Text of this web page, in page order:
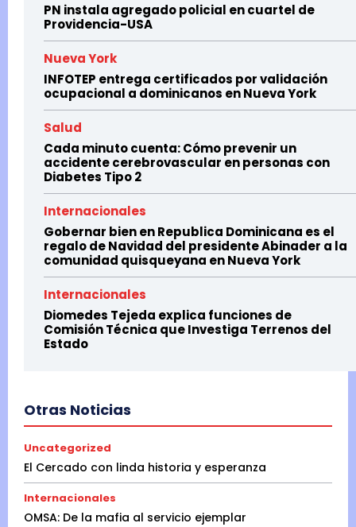
PN instala agregado policial en cuartel de
Providencia-USA
Nueva York
INFOTEP entrega certificados por validación
ocupacional a dominicanos en Nueva York
Salud
Cada minuto cuenta: Cómo prevenir un
accidente cerebrovascular en personas con
Diabetes Tipo 2
Internacionales
Gobernar bien en Republica Dominicana es el
regalo de Navidad del presidente Abinader a la
comunidad quisqueyana en Nueva York
Internacionales
Diomedes Tejeda explica funciones de
Comisión Técnica que Investiga Terrenos del
Estado
Otras Noticias
Uncategorized
El Cercado con linda historia y esperanza
Internacionales
OMSA: De la mafia al servicio ejemplar